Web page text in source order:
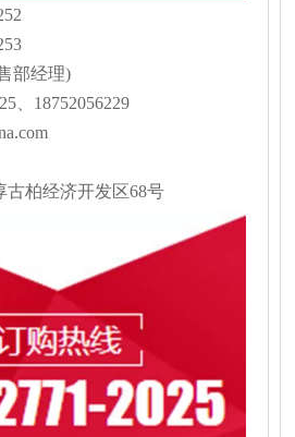
部经理)
、18752056229
古柏经济开发区68号